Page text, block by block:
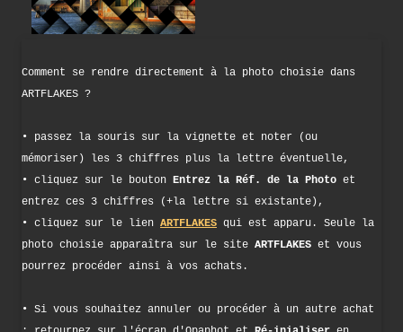
Comment se rendre directement à la photo choisie dans
ARTFLAKES ?
• passez la souris sur la vignette et noter (ou
mémoriser) les 3 chiffres plus la lettre éventuelle,
• cliquez sur le bouton Entrez la Réf. de la Photo et
entrez ces 3 chiffres (+la lettre si existante),
• cliquez sur le lien ARTFLAKES qui est apparu. Seule la
photo choisie apparaîtra sur le site ARTFLAKES et vous
pourrez procéder ainsi à vos achats.
• Si vous souhaitez annuler ou procéder à un autre achat